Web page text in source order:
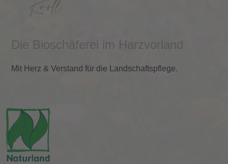
Die Bioschäferei im Harzvorland
Mit Herz & Verstand für die Landschaftspflege.